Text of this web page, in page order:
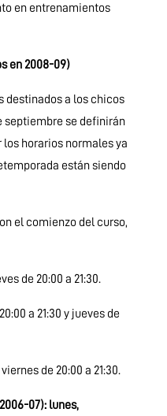
en entrenamientos
en 2008-09)
destinados a los chicos
septiembre se definirán
los horarios normales ya
están siendo
el comienzo del curso,
de 20:00 a 21:30.
a 21:30 y jueves de
de 20:00 a 21:30.
07): lunes,